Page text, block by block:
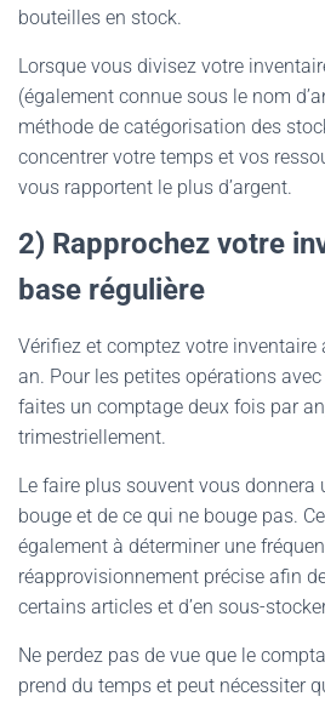
bouteilles en stock.
Lorsque vous divisez votre
(également connue sous le nom
méthode de catégorisation des
concentrer votre temps et vos
vous rapportent le plus d’argent.
2) Rapprochez votre
base régulière
Vérifiez et comptez votre
an. Pour les petites opérations
faites un comptage deux fois par
trimestriellement.
Le faire plus souvent vous donnera
bouge et de ce qui ne bouge pas.
également à déterminer une
réapprovisionnement précise afin
certains articles et d’en sous-
Ne perdez pas de vue que le
prend du temps et peut nécessiter